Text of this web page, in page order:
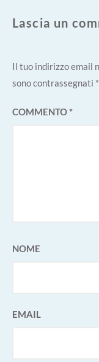
Lascia un
Il tuo indirizzo email
sono contrassegnati *
COMMENTO*
NOME
EMAIL